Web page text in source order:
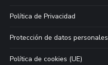
Política de Privacidad
Protección de datos personales
Política de cookies (UE)